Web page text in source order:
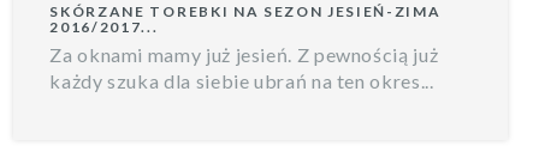
SKÓRZANE TOREBKI NA SEZON JESIEŃ-ZIMA
2016/2017...
Za oknami mamy już jesień. Z pewnością już
każdy szuka dla siebie ubrań na ten okres...